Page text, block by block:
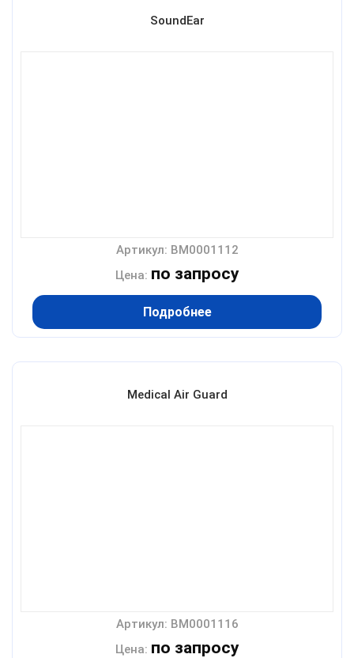
SoundEar
Артикул: BM0001112
Цена: по запросу
Подробнее
Medical Air Guard
Артикул: BM0001116
Цена: по запросу